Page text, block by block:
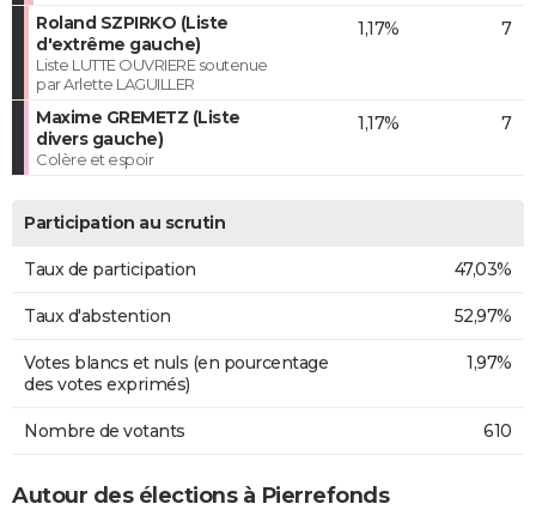
Roland SZPIRKO (Liste
d'extrême gauche)
Liste LUTTE OUVRIERE soutenue
par Arlette LAGUILLER
1,17% 7
Maxime GREMETZ (Liste
divers gauche)
Colère et espoir
1,17% 7
Participation au scrutin
Taux de participation 47,03%
Taux d'abstention 52,97%
Votes blancs et nuls (en pourcentage
des votes exprimés)
1,97%
Nombre de votants 610
Autour des élections à Pierrefonds